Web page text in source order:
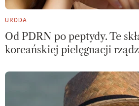
URODA
Od PDRN po peptydy. Te
koreańskiej pielęgnacji